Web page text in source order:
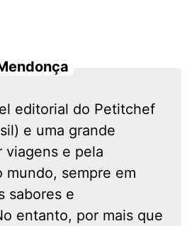
editorial do Petitchef
e uma grande
viagens e pela
mundo, sempre em
sabores e
entanto, por mais que